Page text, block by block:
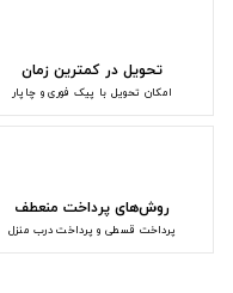
تحویل در کمترین زمان
امکان تحویل با پیک فوری و چاپار
روش‌های پرداخت منعطف
پرداخت قسطی و پرداخت درب منزل